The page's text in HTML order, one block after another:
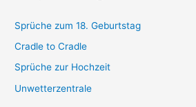
Sprüche zum 18. Geburtstag
Cradle to Cradle
Sprüche zur Hochzeit
Unwetterzentrale